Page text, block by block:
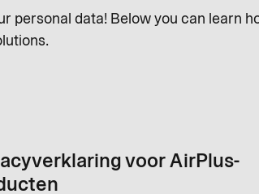
personal data! Below you can learn
voor AirPlus-